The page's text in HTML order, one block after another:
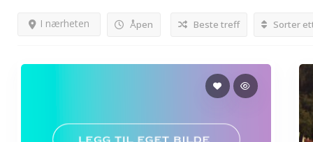
Åpen
I nærheten Beste treff Sorter